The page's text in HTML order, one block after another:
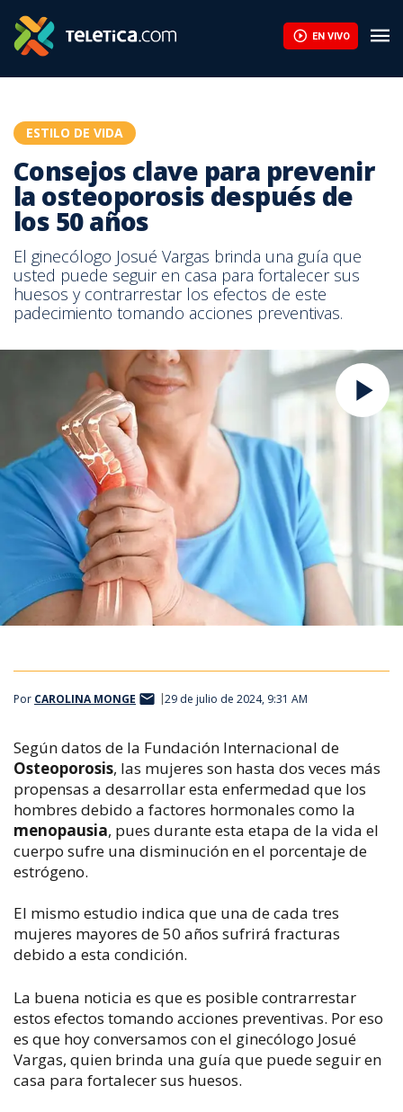
EN VIVO
ESTILO DE VIDA
Consejos clave para prevenir
la osteoporosis después de
los 50 años
El ginecólogo Josué Vargas brinda una guía que
usted puede seguir en casa para fortalecer sus
huesos y contrarrestar los efectos de este
padecimiento tomando acciones preventivas.
Por CAROLINA MONGE 29 de julio de 2024, 9:31 AM
Según datos de la Fundación Internacional de
Osteoporosis, las mujeres son hasta dos veces más
propensas a desarrollar esta enfermedad que los
hombres debido a factores hormonales como la
menopausia, pues durante esta etapa de la vida el
cuerpo sufre una disminución en el porcentaje de
estrógeno.
El mismo estudio indica que una de cada tres
mujeres mayores de 50 años sufrirá fracturas
debido a esta condición.
La buena noticia es que es posible contrarrestar
estos efectos tomando acciones preventivas. Por eso
es que hoy conversamos con el ginecólogo Josué
Vargas, quien brinda una guía que puede seguir en
casa para fortalecer sus huesos.